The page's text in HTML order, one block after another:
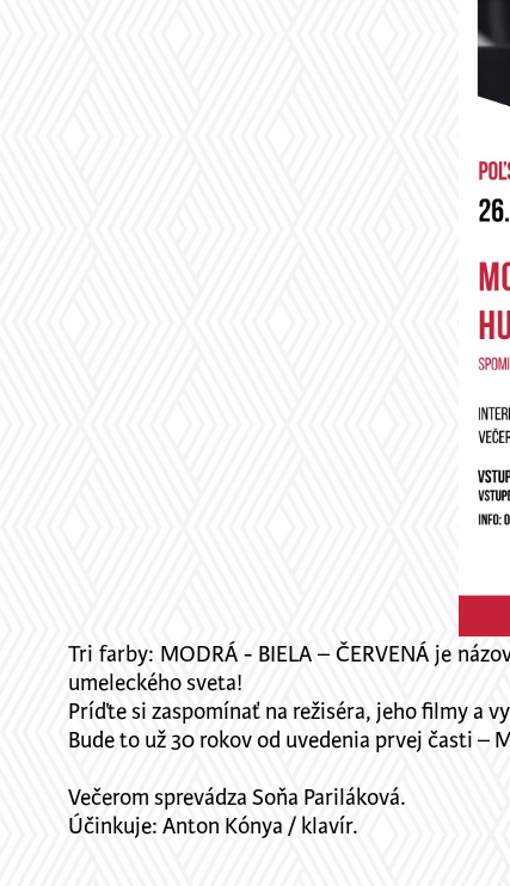
Tri farby: MODRÁ - BIELA – ČERVENÁ je
umeleckého sveta!
Príďte si zaspomínať na režiséra, jeho filmy a
Bude to už 30 rokov od uvedenia prvej časti –
Večerom sprevádza Soňa Pariláková.
Účinkuje: Anton Kónya / klavír.